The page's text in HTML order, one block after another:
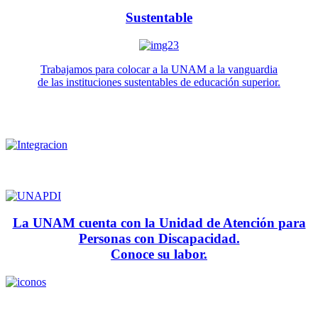
Sustentable
Trabajamos para colocar a la UNAM a la vanguardia
de las instituciones sustentables de educación superior.
La UNAM cuenta con la Unidad de Atención para
Personas con Discapacidad.
Conoce su labor.